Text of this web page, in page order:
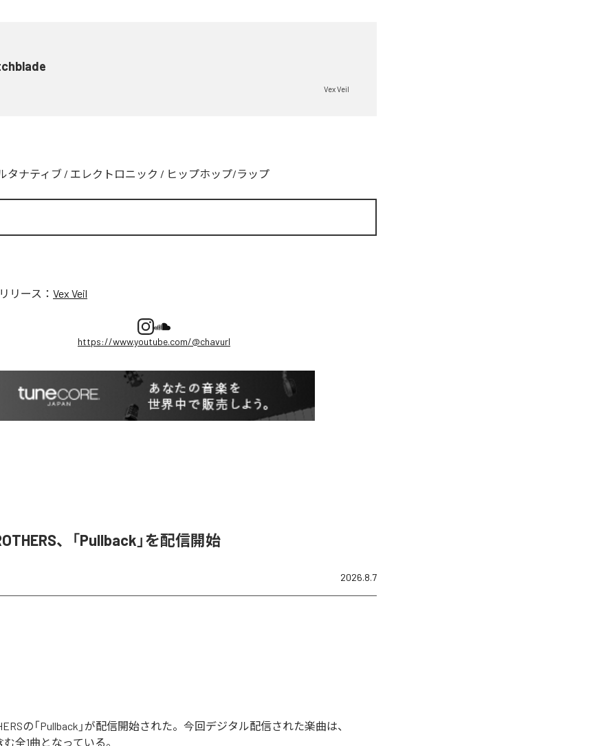
Vex Veil
タナティブ / エレクトロニック / ヒップホップ/ラップ
リース： Vex Veil
https://www.youtube.com/@chavurl
、「Pullback」を配信開始
2026.8.7
の「Pullback」が配信開始された。今回デジタル配信された楽曲は、
む全1曲となっている。